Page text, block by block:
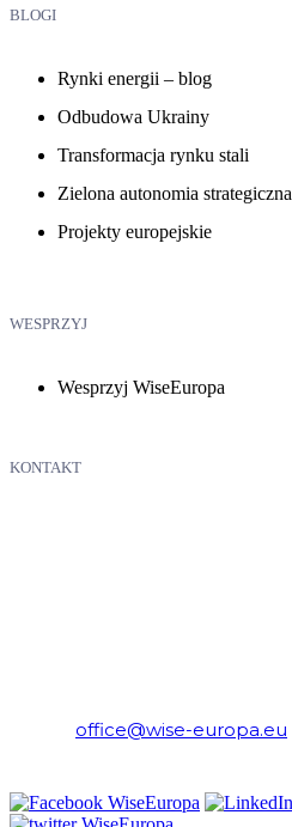
BLOGI
Rynki energii – blog
Odbudowa Ukrainy
Transformacja rynku stali
Zielona autonomia strategiczna
Projekty europejskie
WESPRZYJ
Wesprzyj WiseEuropa
KONTAKT
office@wise-europa.eu